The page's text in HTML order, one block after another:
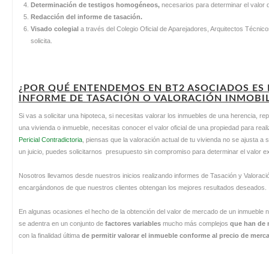
Determinación de testigos homogéneos, necesarios para determinar el valor
Redacción del informe de tasación.
Visado colegial a través del Colegio Oficial de Aparejadores, Arquitectos
solicita.
¿POR QUÉ ENTENDEMOS EN BT2 ASOCIADOS
INFORME DE TASACIÓN O VALORACIÓN
Si vas a solicitar una hipoteca, si necesitas valorar los inmuebles de una herencia,
una vivienda o inmueble, necesitas conocer el valor oficial de una propiedad para
Pericial Contradictoria , piensas que la valoración actual de tu vivienda no se ajusta
un juicio, puedes solicitarnos presupuesto sin compromiso para determinar el valor
Nosotros llevamos desde nuestros inicios realizando informes de Tasación y
encargándonos de que nuestros clientes obtengan los mejores resultados deseados.
En algunas ocasiones el hecho de la obtención del valor de mercado de un
se adentra en un conjunto de factores variables mucho más complejos que han de
con la finalidad última de permitir valorar el inmueble conforme al precio de